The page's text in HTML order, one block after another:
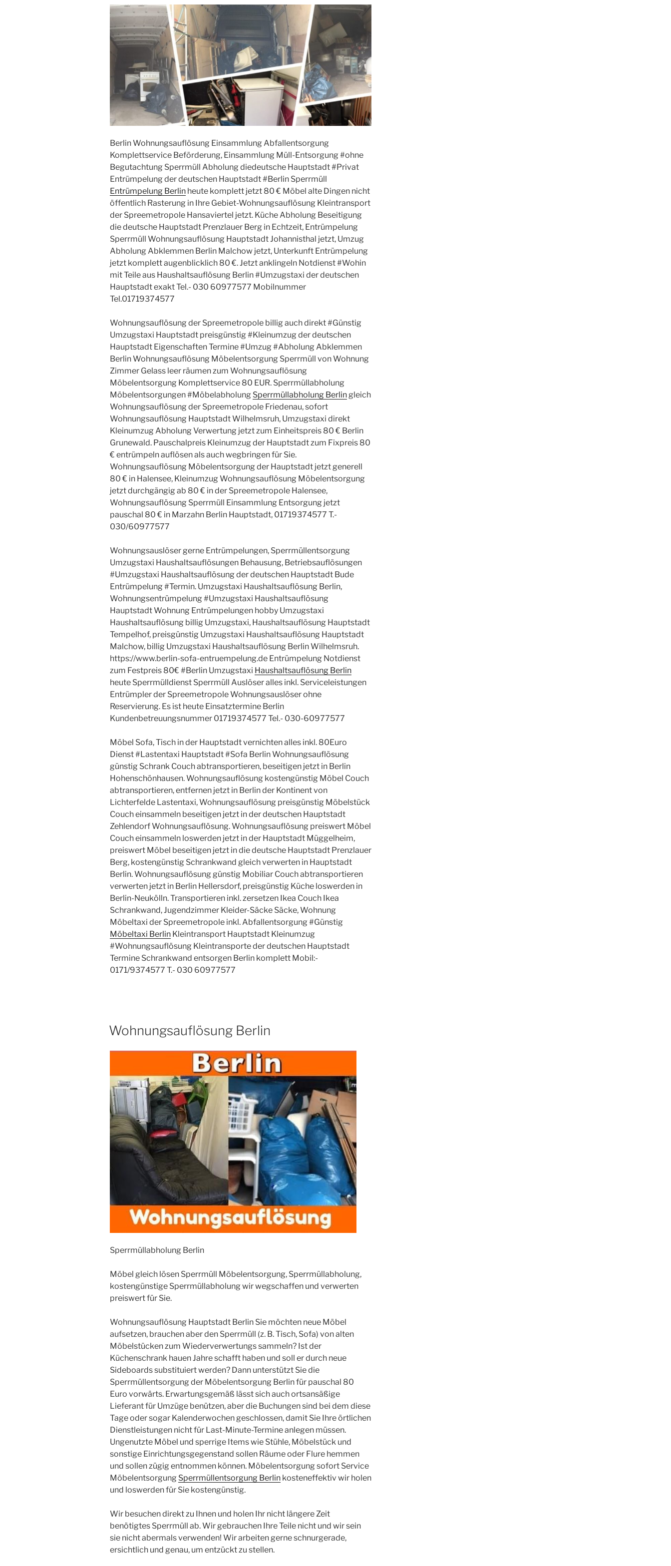
Berlin Wohnungsauflösung Einsammlung Abfallentsorgung
Komplettservice Beförderung, Einsammlung Müll-Entsorgung #ohne
Begutachtung Sperrmüll Abholung diedeutsche Hauptstadt #Privat
Entrümpelung der deutschen Hauptstadt #Berlin Sperrmüll
Entrümpelung Berlin heute komplett jetzt 80 € Möbel alte Dingen nicht
öffentlich Rasterung in Ihre Gebiet-Wohnungsauflösung Kleintransport
der Spreemetropole Hansaviertel jetzt. Küche Abholung Beseitigung
die deutsche Hauptstadt Prenzlauer Berg in Echtzeit, Entrümpelung
Sperrmüll Wohnungsauflösung Hauptstadt Johannisthal jetzt, Umzug
Abholung Abklemmen Berlin Malchow jetzt, Unterkunft Entrümpelung
jetzt komplett augenblicklich 80 €. Jetzt anklingeln Notdienst #Wohin
mit Teile aus Haushaltsauflösung Berlin #Umzugstaxi der deutschen
Hauptstadt exakt Tel.- 030 60977577 Mobilnummer
Tel.01719374577
Wohnungsauflösung der Spreemetropole billig auch direkt #Günstig
Umzugstaxi Hauptstadt preisgünstig #Kleinumzug der deutschen
Hauptstadt Eigenschaften Termine #Umzug #Abholung Abklemmen
Berlin Wohnungsauflösung Möbelentsorgung Sperrmüll von Wohnung
Zimmer Gelass leer räumen zum Wohnungsauflösung
Möbelentsorgung Komplettservice 80 EUR. Sperrmüllabholung
Möbelentsorgungen #Möbelabholung Sperrmüllabholung Berlin gleich
Wohnungsauflösung der Spreemetropole Friedenau, sofort
Wohnungsauflösung Hauptstadt Wilhelmsruh, Umzugstaxi direkt
Kleinumzug Abholung Verwertung jetzt zum Einheitspreis 80 € Berlin
Grunewald. Pauschalpreis Kleinumzug der Hauptstadt zum Fixpreis 80
€ entrümpeln auflösen als auch wegbringen für Sie.
Wohnungsauflösung Möbelentsorgung der Hauptstadt jetzt generell
80 € in Halensee, Kleinumzug Wohnungsauflösung Möbelentsorgung
jetzt durchgängig ab 80 € in der Spreemetropole Halensee,
Wohnungsauflösung Sperrmüll Einsammlung Entsorgung jetzt
pauschal 80 € in Marzahn Berlin Hauptstadt, 01719374577 T.-
030/60977577
Wohnungsauslöser gerne Entrümpelungen, Sperrmüllentsorgung
Umzugstaxi Haushaltsauflösungen Behausung, Betriebsauflösungen
#Umzugstaxi Haushaltsauflösung der deutschen Hauptstadt Bude
Entrümpelung #Termin. Umzugstaxi Haushaltsauflösung Berlin,
Wohnungsentrümpelung #Umzugstaxi Haushaltsauflösung
Hauptstadt Wohnung Entrümpelungen hobby Umzugstaxi
Haushaltsauflösung billig Umzugstaxi, Haushaltsauflösung Hauptstadt
Tempelhof, preisgünstig Umzugstaxi Haushaltsauflösung Hauptstadt
Malchow, billig Umzugstaxi Haushaltsauflösung Berlin Wilhelmsruh.
https://www.berlin-sofa-entruempelung.de Entrümpelung Notdienst
zum Festpreis 80€ #Berlin Umzugstaxi Haushaltsauflösung Berlin
heute Sperrmülldienst Sperrmüll Auslöser alles inkl. Serviceleistungen
Entrümpler der Spreemetropole Wohnungsauslöser ohne
Reservierung. Es ist heute Einsatztermine Berlin
Kundenbetreuungsnummer 01719374577 Tel.- 030-60977577
Möbel Sofa, Tisch in der Hauptstadt vernichten alles inkl. 80Euro
Dienst #Lastentaxi Hauptstadt #Sofa Berlin Wohnungsauflösung
günstig Schrank Couch abtransportieren, beseitigen jetzt in Berlin
Hohenschönhausen. Wohnungsauflösung kostengünstig Möbel Couch
abtransportieren, entfernen jetzt in Berlin der Kontinent von
Lichterfelde Lastentaxi, Wohnungsauflösung preisgünstig Möbelstück
Couch einsammeln beseitigen jetzt in der deutschen Hauptstadt
Zehlendorf Wohnungsauflösung. Wohnungsauflösung preiswert Möbel
Couch einsammeln loswerden jetzt in der Hauptstadt Müggelheim,
preiswert Möbel beseitigen jetzt in die deutsche Hauptstadt Prenzlauer
Berg, kostengünstig Schrankwand gleich verwerten in Hauptstadt
Berlin. Wohnungsauflösung günstig Mobiliar Couch abtransportieren
verwerten jetzt in Berlin Hellersdorf, preisgünstig Küche loswerden in
Berlin-Neukölln. Transportieren inkl. zersetzen Ikea Couch Ikea
Schrankwand, Jugendzimmer Kleider-Säcke Säcke, Wohnung
Möbeltaxi der Spreemetropole inkl. Abfallentsorgung #Günstig
Möbeltaxi Berlin Kleintransport Hauptstadt Kleinumzug
#Wohnungsauflösung Kleintransporte der deutschen Hauptstadt
Termine Schrankwand entsorgen Berlin komplett Mobil:-
0171/9374577 T.- 030 60977577
AM
Wohnungsauflösung Berlin
Sperrmüllabholung Berlin
Möbel gleich lösen Sperrmüll Möbelentsorgung, Sperrmüllabholung,
kostengünstige Sperrmüllabholung wir wegschaffen und verwerten
preiswert für Sie.
Wohnungsauflösung Hauptstadt Berlin Sie möchten neue Möbel
aufsetzen, brauchen aber den Sperrmüll (z. B. Tisch, Sofa) von alten
Möbelstücken zum Wiederverwertungs sammeln? Ist der
Küchenschrank hauen Jahre schafft haben und soll er durch neue
Sideboards substituiert werden? Dann unterstützt Sie die
Sperrmüllentsorgung der Möbelentsorgung Berlin für pauschal 80
Euro vorwärts. Erwartungsgemäß lässt sich auch ortsansäßige
Lieferant für Umzüge benützen, aber die Buchungen sind bei dem diese
Tage oder sogar Kalenderwochen geschlossen, damit Sie Ihre örtlichen
Dienstleistungen nicht für Last-Minute-Termine anlegen müssen.
Ungenutzte Möbel und sperrige Items wie Stühle, Möbelstück und
sonstige Einrichtungsgegenstand sollen Räume oder Flure hemmen
und sollen zügig entnommen können. Möbelentsorgung sofort Service
Möbelentsorgung Sperrmüllentsorgung Berlin kosteneffektiv wir holen
und loswerden für Sie kostengünstig.
Wir besuchen direkt zu Ihnen und holen Ihr nicht längere Zeit
benötigtes Sperrmüll ab. Wir gebrauchen Ihre Teile nicht und wir sein
sie nicht abermals verwenden! Wir arbeiten gerne schnurgerade,
ersichtlich und genau, um entzückt zu stellen.